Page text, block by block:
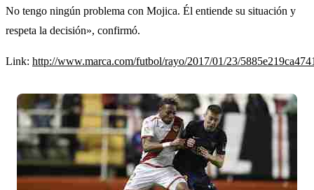
No tengo ningún problema con Mojica. Él entiende su situación y
respeta la decisión», confirmó.
Link: http://www.marca.com/futbol/rayo/2017/01/23/